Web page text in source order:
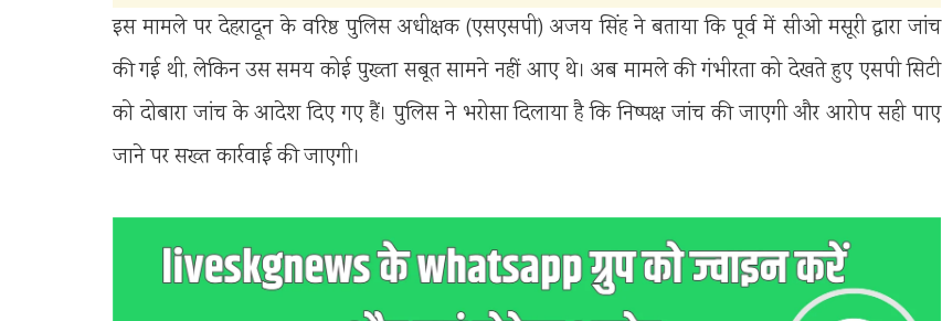
इस मामले पर देहरादून के वरिष्ठ पुलिस अधीक्षक (एसएसपी) अजय सिंह ने बताया कि पूर्व में सीओ मसूरी द्वारा जांच
की गई थी, लेकिन उस समय कोई पुख्ता सबूत सामने नहीं आए थे। अब मामले की गंभीरता को देखते हुए एसपी सिटी
को दोबारा जांच के आदेश दिए गए हैं। पुलिस ने भरोसा दिलाया है कि निष्पक्ष जांच की जाएगी और आरोप सही पाए
जाने पर सख्त कार्रवाई की जाएगी।